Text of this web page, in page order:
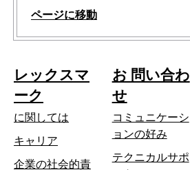
ページに移動
レックスマ
ーク
に関しては
キャリア
企業の社会的責
お 問い合わ
せ
コミュニケーシ
ョンの好み
テクニカルサポ